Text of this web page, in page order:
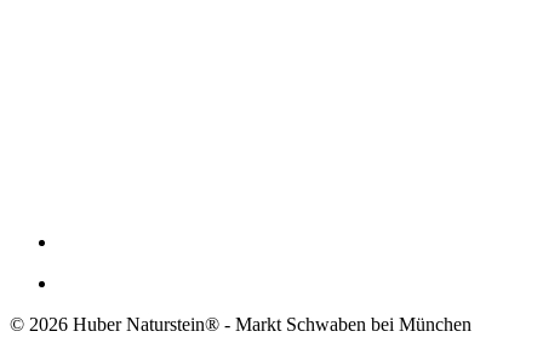
© 2026 Huber Naturstein® - Markt Schwaben bei München